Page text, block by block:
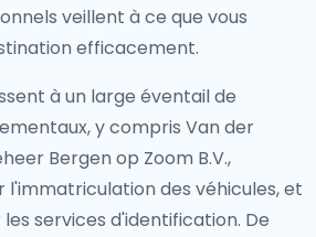
veillent à ce que vous
efficacement.
à un large éventail de
y compris Van der
Bergen op Zoom B.V.,
l'immatriculation des véhicules, et
services d'identification. De